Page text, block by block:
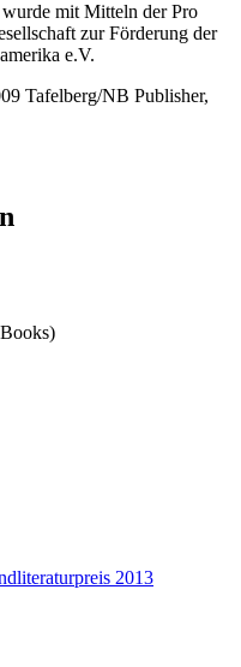
mit Mitteln der Pro
zur Förderung der
e.V.
Tafelberg/NB Publisher,
2013